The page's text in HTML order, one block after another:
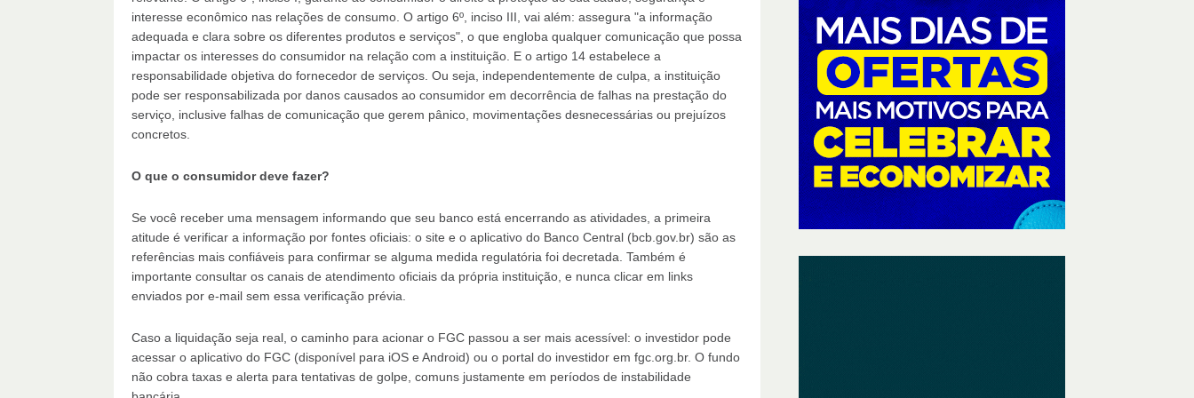
interesse econômico nas relações de consumo. O artigo 6º, inciso III, vai além: assegura "a informação
adequada e clara sobre os diferentes produtos e serviços", o que engloba qualquer comunicação que possa
impactar os interesses do consumidor na relação com a instituição. E o artigo 14 estabelece a
responsabilidade objetiva do fornecedor de serviços. Ou seja, independentemente de culpa, a instituição
pode ser responsabilizada por danos causados ao consumidor em decorrência de falhas na prestação do
serviço, inclusive falhas de comunicação que gerem pânico, movimentações desnecessárias ou prejuízos
concretos.
O que o consumidor deve fazer?
Se você receber uma mensagem informando que seu banco está encerrando as atividades, a primeira
atitude é verificar a informação por fontes oficiais: o site e o aplicativo do Banco Central (bcb.gov.br) são as
referências mais confiáveis para confirmar se alguma medida regulatória foi decretada. Também é
importante consultar os canais de atendimento oficiais da própria instituição, e nunca clicar em links
enviados por e-mail sem essa verificação prévia.
Caso a liquidação seja real, o caminho para acionar o FGC passou a ser mais acessível: o investidor pode
acessar o aplicativo do FGC (disponível para iOS e Android) ou o portal do investidor em fgc.org.br. O fundo
não cobra taxas e alerta para tentativas de golpe, comuns justamente em períodos de instabilidade